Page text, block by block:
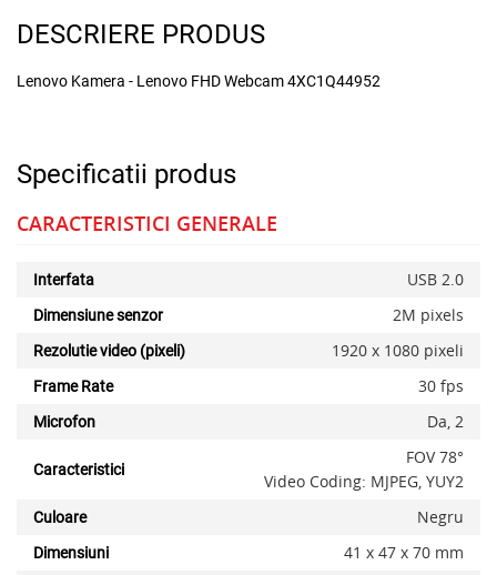
DESCRIERE PRODUS
Lenovo Kamera - Lenovo FHD Webcam 4XC1Q44952
Specificatii produs
CARACTERISTICI GENERALE
Interfata USB 2.0
Dimensiune senzor 2M pixels
Rezolutie video (pixeli) 1920 x 1080 pixeli
Frame Rate 30 fps
Microfon Da, 2
Caracteristici
FOV 78°
Video Coding: MJPEG, YUY2
Culoare Negru
Dimensiuni 41 x 47 x 70 mm
x